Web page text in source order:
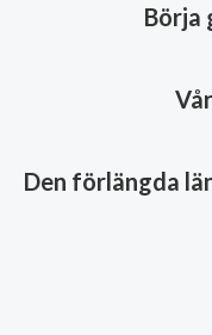
Börja
Den förlängda